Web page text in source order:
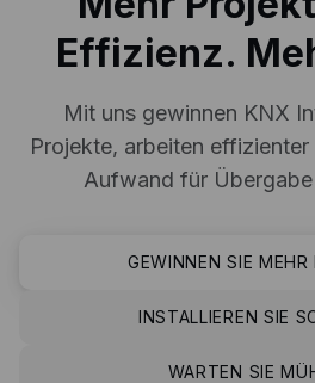
Effizienz.
Mit uns gewinnen KNX
Projekte, arbeiten effizienter
Aufwand für
GEWINNEN SIE MEHR
INSTALLIEREN SIE
WARTEN SIE